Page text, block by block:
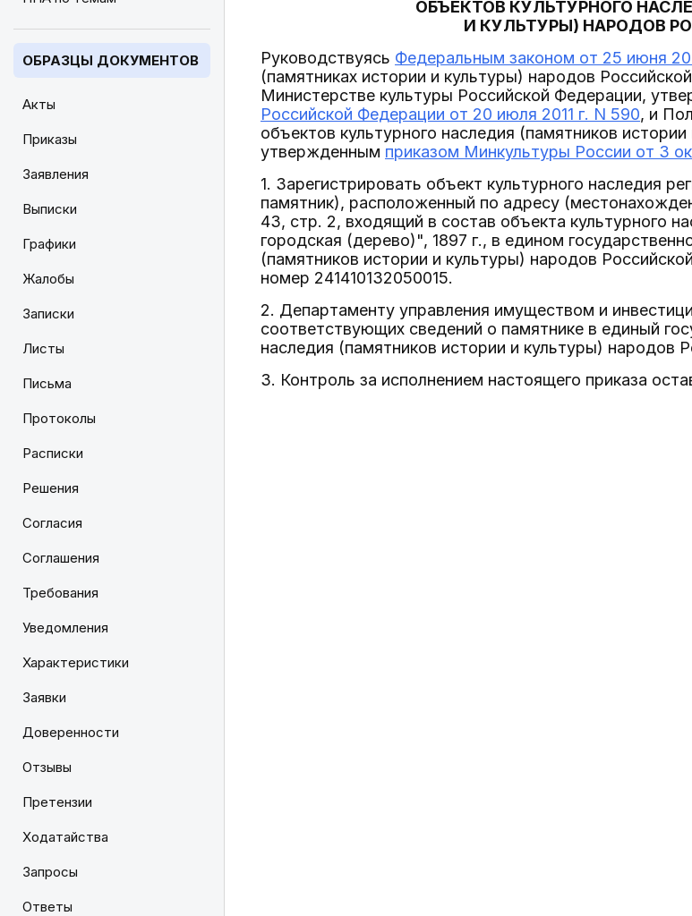
ОБРАЗЦЫ ДОКУМЕНТОВ
Акты
Приказы
Заявления
Выписки
Графики
Жалобы
Записки
Листы
Письма
Протоколы
Расписки
Решения
Согласия
Соглашения
Требования
Уведомления
Характеристики
Заявки
Доверенности
Отзывы
Претензии
Ходатайства
Запросы
Ответы
ОБЪЕКТОВ КУЛЬТУРНОГО
И КУЛЬТУРЫ) НАРОДОВ
Руководствуясь Федеральным законом от 25 июня
(памятниках истории и культуры) народов
Министерстве культуры Российской Федерации,
Российской Федерации от 20 июля 2011 г. N 590, и
объектов культурного наследия (памятников
утвержденным приказом Минкультуры России от 3
1. Зарегистрировать объект культурного наследия
памятник), расположенный по адресу
43, стр. 2, входящий в состав объекта культурного
городская (дерево)", 1897 г., в едином
(памятников истории и культуры) народов
номер 241410132050015.
2. Департаменту управления имуществом и
соответствующих сведений о памятнике в единый
наследия (памятников истории и культуры) народов
3. Контроль за исполнением настоящего приказа